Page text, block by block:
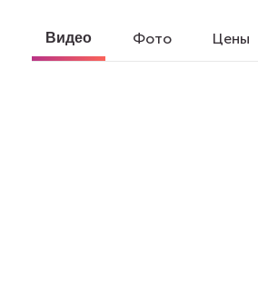
Видео Фото Цены